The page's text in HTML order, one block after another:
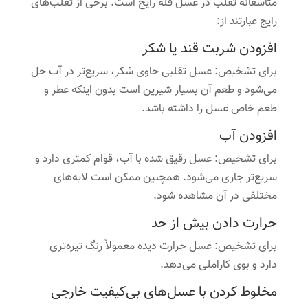
رایج عبارتند از:
افزودن شربت قند یا شکر
برای تشخیص: عسل تقلبی حاوی شکر، سریع‌تر در آب حل
می‌شود و طعم آن بسیار شیرین است بدون اینکه عطر و
طعم خاص عسل را داشته باشد.
افزودن آب
برای تشخیص: عسل رقیق شده با آب، قوام کمتری دارد و
سریع‌تر جاری می‌شود. همچنین ممکن است لایه‌های
مختلفی در آن مشاهده شود.
حرارت دادن بیش از حد
برای تشخیص: عسل حرارت دیده معمولاً رنگ تیره‌تری
دارد و بوی کاراملی می‌دهد.
مخلوط کردن با عسل‌های بی‌کیفیت خارجی